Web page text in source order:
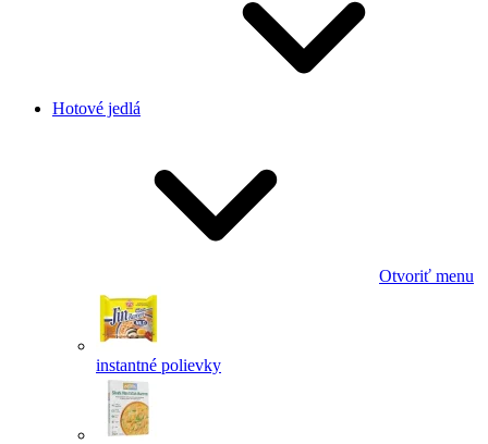
Hotové jedlá
Otvoriť menu
instantné polievky